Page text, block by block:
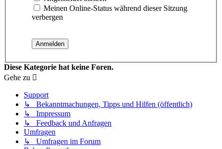
Meinen Online-Status während dieser Sitzung
verbergen
Diese Kategorie hat keine Foren.
Gehe zu
Support
↳ Bekanntmachungen, Tipps und Hilfen (öffentlich)
↳ Impressum
↳ Feedback und Anfragen
Umfragen
↳ Umfragen im Forum